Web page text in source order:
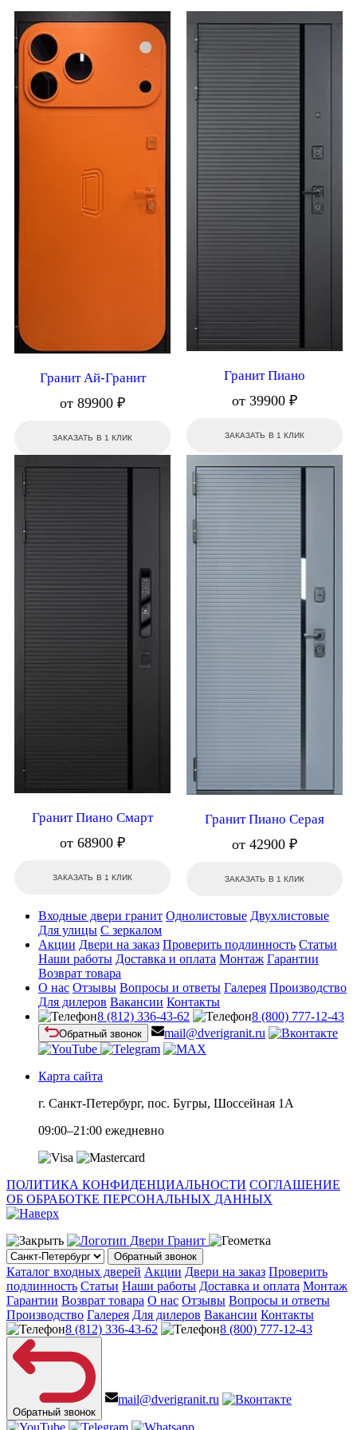
Гранит Ай-Гранит
от 89900 ₽
ЗАКАЗАТЬ В 1 КЛИК
Гранит Пиано
от 39900 ₽
ЗАКАЗАТЬ В 1 КЛИК
Гранит Пиано Смарт
от 68900 ₽
ЗАКАЗАТЬ В 1 КЛИК
Гранит Пиано Серая
от 42900 ₽
ЗАКАЗАТЬ В 1 КЛИК
Входные двери гранит Однолистовые Двухлистовые
Для улицы С зеркалом
Акции Двери на заказ Проверить подлинность Статьи
Наши работы Доставка и оплата Монтаж Гарантии
Возврат товара
О нас Отзывы Вопросы и ответы Галерея Производство
Для дилеров Вакансии Контакты
8 (812) 336-43-62
8 (800) 777-12-43
Обратный звонок mail@dverigranit.ru
Карта сайта
г. Санкт-Петербург, пос. Бугры, Шоссейная 1А
09:00–21:00 ежедневно
ПОЛИТИКА КОНФИДЕНЦИАЛЬНОСТИ СОГЛАШЕНИЕ
ОБ ОБРАБОТКЕ ПЕРСОНАЛЬНЫХ ДАННЫХ
Обратный звонок
Каталог входных дверей Акции Двери на заказ Проверить
подлинность Статьи Наши работы Доставка и оплата Монтаж
Гарантии Возврат товара О нас Отзывы Вопросы и ответы
Производство Галерея Для дилеров Вакансии Контакты
8 (812) 336-43-62
8 (800) 777-12-43
Обратный звонок
mail@dverigranit.ru